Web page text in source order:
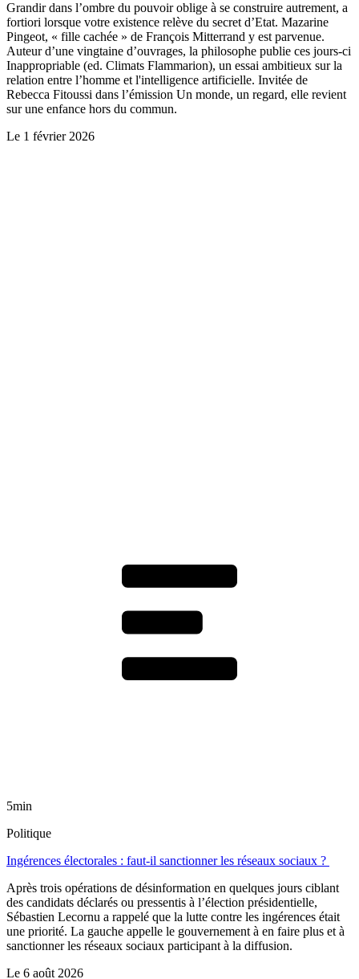
Grandir dans l’ombre du pouvoir oblige à se construire autrement, a
fortiori lorsque votre existence relève du secret d’Etat. Mazarine
Pingeot, « fille cachée » de François Mitterrand y est parvenue.
Auteur d’une vingtaine d’ouvrages, la philosophe publie ces jours-ci
Inappropriable (ed. Climats Flammarion), un essai ambitieux sur la
relation entre l’homme et l'intelligence artificielle. Invitée de
Rebecca Fitoussi dans l’émission Un monde, un regard, elle revient
sur une enfance hors du commun.
Le 1 février 2026
5min
Politique
Ingérences électorales : faut-il sanctionner les réseaux sociaux ?
Après trois opérations de désinformation en quelques jours ciblant
des candidats déclarés ou pressentis à l’élection présidentielle,
Sébastien Lecornu a rappelé que la lutte contre les ingérences était
une priorité. La gauche appelle le gouvernement à en faire plus et à
sanctionner les réseaux sociaux participant à la diffusion.
Le 6 août 2026